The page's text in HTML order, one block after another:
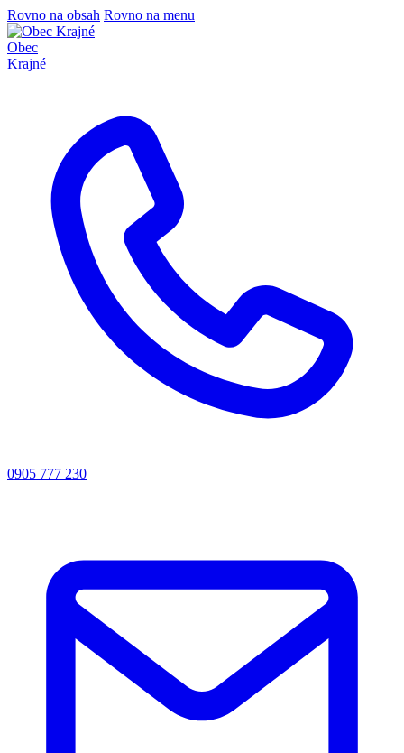
Rovno na obsah Rovno na menu
Obec
Krajné
0905 777 230